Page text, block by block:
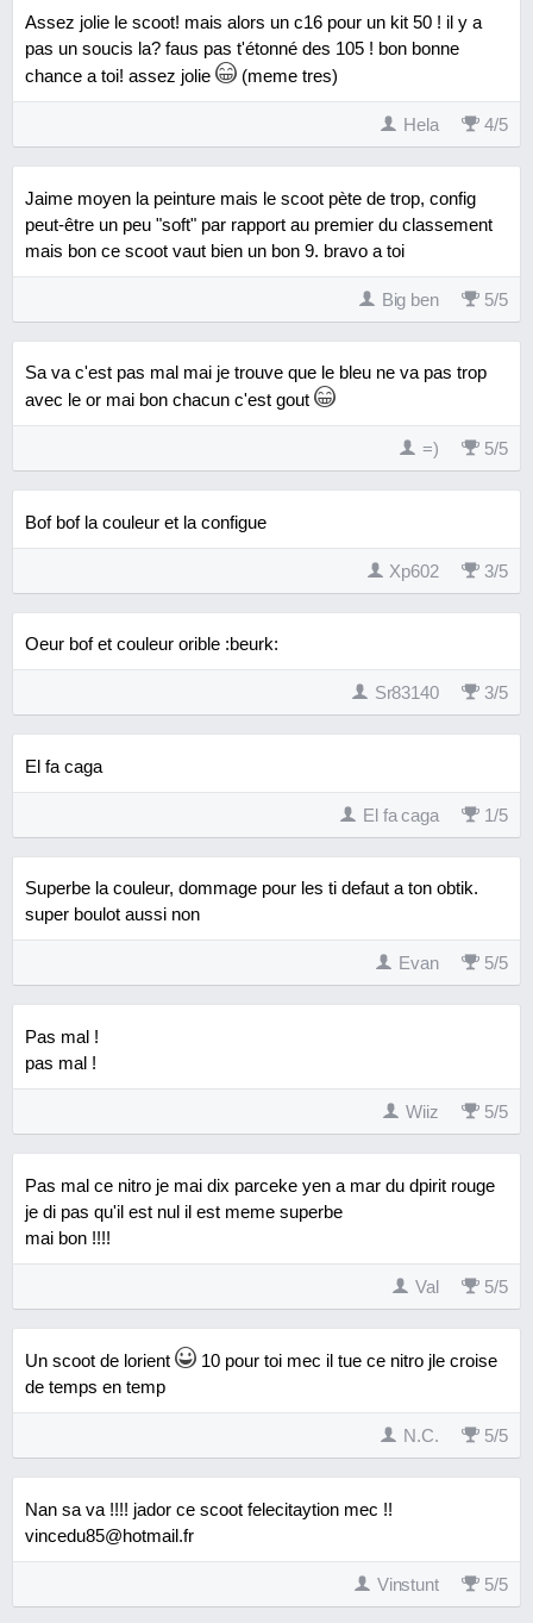
Assez jolie le scoot! mais alors un c16 pour un kit 50 ! il y a
pas un soucis la? faus pas t'étonné des 105 ! bon bonne
chance a toi! assez jolie
(meme tres)
Hela 4/5
Jaime moyen la peinture mais le scoot pète de trop, config
peut-être un peu "soft" par rapport au premier du classement
mais bon ce scoot vaut bien un bon 9. bravo a toi
Big ben 5/5
Sa va c'est pas mal mai je trouve que le bleu ne va pas trop
avec le or mai bon chacun c'est gout
=) 5/5
Bof bof la couleur et la configue
Xp602 3/5
Oeur bof et couleur orible :beurk:
Sr83140 3/5
El fa caga
El fa caga 1/5
Superbe la couleur, dommage pour les ti defaut a ton obtik.
super boulot aussi non
Evan 5/5
Pas mal !
pas mal !
Wiiz 5/5
Pas mal ce nitro je mai dix parceke yen a mar du dpirit rouge
je di pas qu'il est nul il est meme superbe
mai bon !!!!
Val 5/5
Un scoot de lorient
10 pour toi mec il tue ce nitro jle croise
de temps en temp
N.C. 5/5
Nan sa va !!!! jador ce scoot felecitaytion mec !!
vincedu85@hotmail.fr
Vinstunt 5/5